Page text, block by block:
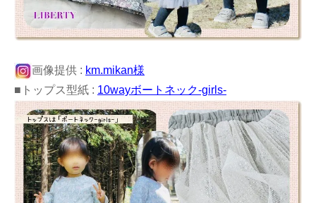
画像提供 : km.mikan様
■トップス型紙 : 10wayボートネック-girls-